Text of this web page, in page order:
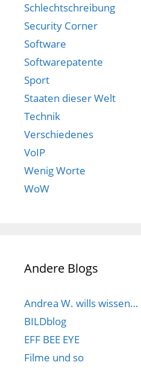
Schlechtschreibung
Security Corner
Software
Softwarepatente
Sport
Staaten dieser Welt
Technik
Verschiedenes
VoIP
Wenig Worte
WoW
Andere Blogs
Andrea W. wills wissen…
BILDblog
EFF BEE EYE
Filme und so